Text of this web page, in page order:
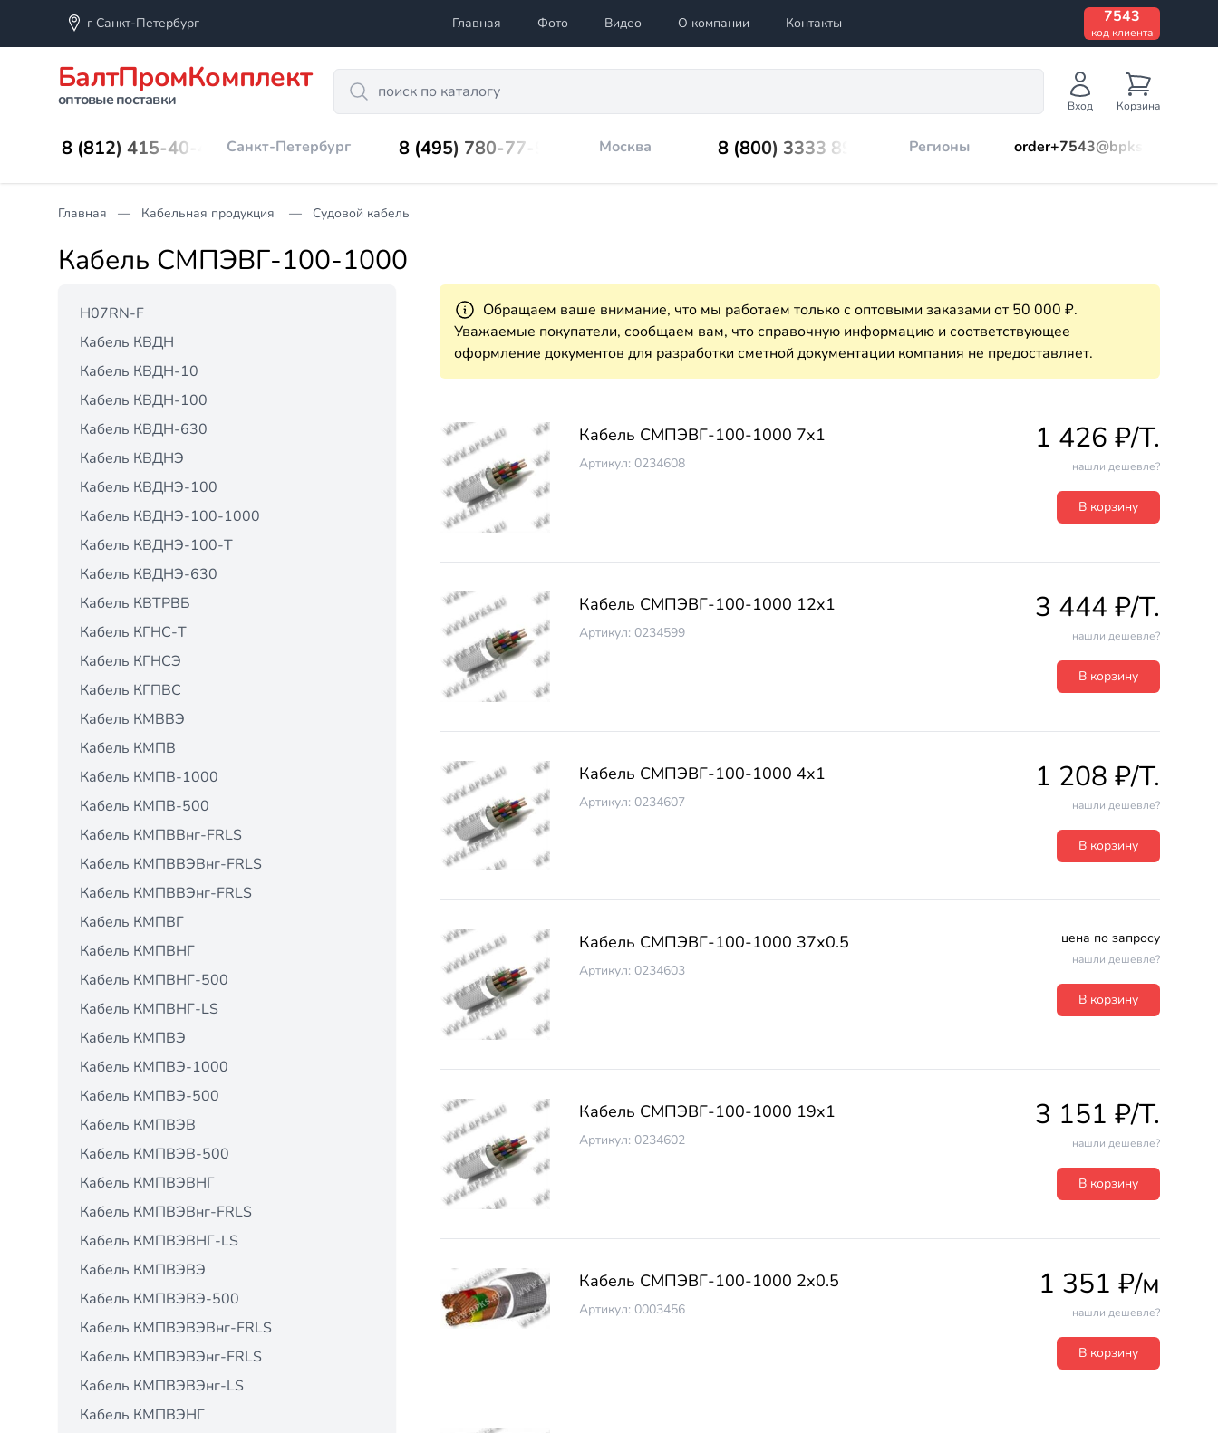
г Санкт-Петербург Главная Фото Видео О компании Контакты 7543
код клиента
БалтПромКомплект
оптовые поставки
Search
Вход Корзина
8 (812) 415-40-45 Санкт-Петербург 8 (495) 780-77-98 Москва 8 (800) 3333 899 Регионы order+7543@bpks.ru
Главная Кабельная продукция Судовой кабель
Кабель СМПЭВГ-100-1000
H07RN-F
Кабель КВДН
Кабель КВДН-10
Кабель КВДН-100
Кабель КВДН-630
Кабель КВДНЭ
Кабель КВДНЭ-100
Кабель КВДНЭ-100-1000
Кабель КВДНЭ-100-Т
Кабель КВДНЭ-630
Кабель КВТРВБ
Кабель КГНС-Т
Кабель КГНСЭ
Кабель КГПВС
Кабель КМВВЭ
Кабель КМПВ
Кабель КМПВ-1000
Кабель КМПВ-500
Кабель КМПВВнг-FRLS
Кабель КМПВВЭВнг-FRLS
Кабель КМПВВЭнг-FRLS
Кабель КМПВГ
Кабель КМПВНГ
Кабель КМПВНГ-500
Кабель КМПВНГ-LS
Кабель КМПВЭ
Кабель КМПВЭ-1000
Кабель КМПВЭ-500
Кабель КМПВЭВ
Кабель КМПВЭВ-500
Кабель КМПВЭВНГ
Кабель КМПВЭВнг-FRLS
Кабель КМПВЭВНГ-LS
Кабель КМПВЭВЭ
Кабель КМПВЭВЭ-500
Кабель КМПВЭВЭВнг-FRLS
Кабель КМПВЭВЭнг-FRLS
Кабель КМПВЭВЭнг-LS
Кабель КМПВЭНГ
Обращаем ваше внимание, что мы работаем только с оптовыми заказами от 50 000 ₽.
Уважаемые покупатели, сообщаем вам, что справочную информацию и соответствующее
оформление документов для разработки сметной документации компания не предоставляет.
Кабель СМПЭВГ-100-1000 7х1
Артикул: 0234608
1 426 ₽/T.
нашли дешевле?
В корзину
Кабель СМПЭВГ-100-1000 12х1
Артикул: 0234599
3 444 ₽/T.
нашли дешевле?
В корзину
Кабель СМПЭВГ-100-1000 4х1
Артикул: 0234607
1 208 ₽/T.
нашли дешевле?
В корзину
Кабель СМПЭВГ-100-1000 37х0.5
Артикул: 0234603
цена по запросу
нашли дешевле?
В корзину
Кабель СМПЭВГ-100-1000 19х1
Артикул: 0234602
3 151 ₽/T.
нашли дешевле?
В корзину
Кабель СМПЭВГ-100-1000 2х0.5
Артикул: 0003456
1 351 ₽/м
нашли дешевле?
В корзину